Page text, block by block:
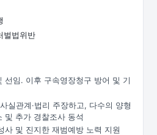
벌법위반
선임. 이후 구속영장청구 방어 및 기
실관계·법리 주장하고, 다수의 양형
및 추가 경찰조사 동석
사 및 진지한 재범예방 노력 지원